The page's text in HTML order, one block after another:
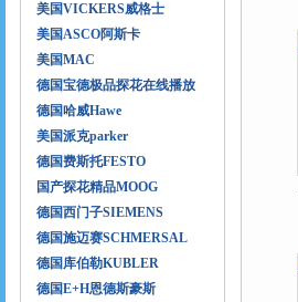
美国VICKERS威格士
美国ASCO阿斯卡
美国MAC
德国宝德极品探花在线播放
德国哈威Hawe
美国派克parker
德国费斯托FESTO
国产探花精品MOOG
德国西门子SIEMENS
德国施迈赛SCHMERSAL
德国库伯勒KUBLER
德国E+H恩德斯豪斯